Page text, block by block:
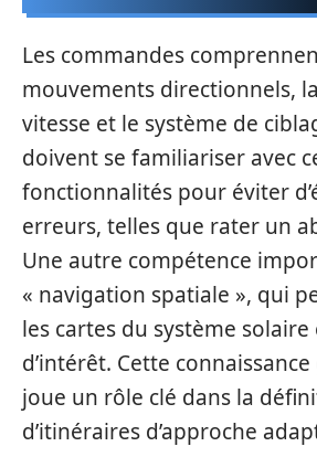
Les commandes
mouvements directionnels,
vitesse et le système de
doivent se familiariser avec
fonctionnalités pour éviter
erreurs, telles que rater un
Une autre compétence
« navigation spatiale », qui
les cartes du système
d’intérêt. Cette
joue un rôle clé dans la
d’itinéraires d’approche